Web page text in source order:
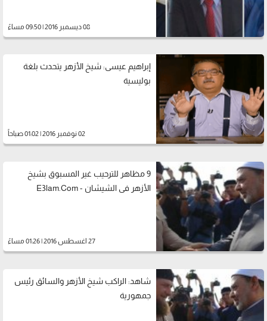
08 ديسمبر 2016 | 09:50 مساءً
إبراهيم عيسى: شيخ الأزهر يتحدث بلغة
بوليسية
02 نوفمبر 2016 | 01:02 صباحاً
9 مظاهر للترحيب غير المسبوق بشيخ
الأزهر فى الشيشان - E3lam.Com
27 اغسطس 2016 | 01:26 مساءً
شاهد: الراكب شيخ الأزهر والسائق رئيس
جمهورية